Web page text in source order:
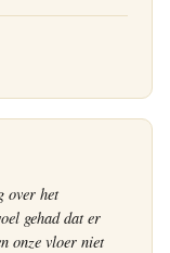
over het
gehad dat er
onze vloer niet